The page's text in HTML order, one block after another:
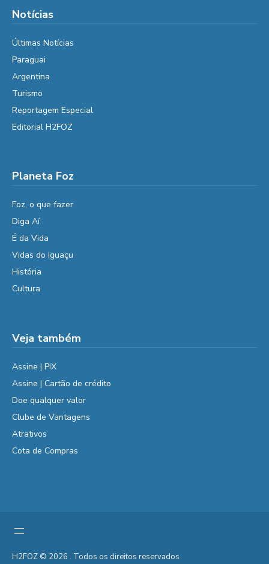
Notícias
Últimas Notícias
Paraguai
Argentina
Turismo
Reportagem Especial
Editorial H2FOZ
Planeta Foz
Foz, o que fazer
Diga Aí
É da Vida
Vidas do Iguaçu
História
Cultura
Veja também
Assine | PIX
Assine | Cartão de crédito
Doe qualquer valor
Clube de Vantagens
Atrativos
Cota de Compras
H2FOZ © 2026 . Todos os direitos reservados